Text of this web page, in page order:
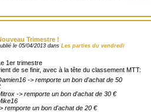
Trimestre !
le 05/04/2013 dans Les parties du vendredi
1er trimestre
de se finir, avec à la tête du classement MTT:
-> remporte un bon d'achat de 50
-> remporte un bon d'achat de 30 €
remporte un bon d'achat de 20 €